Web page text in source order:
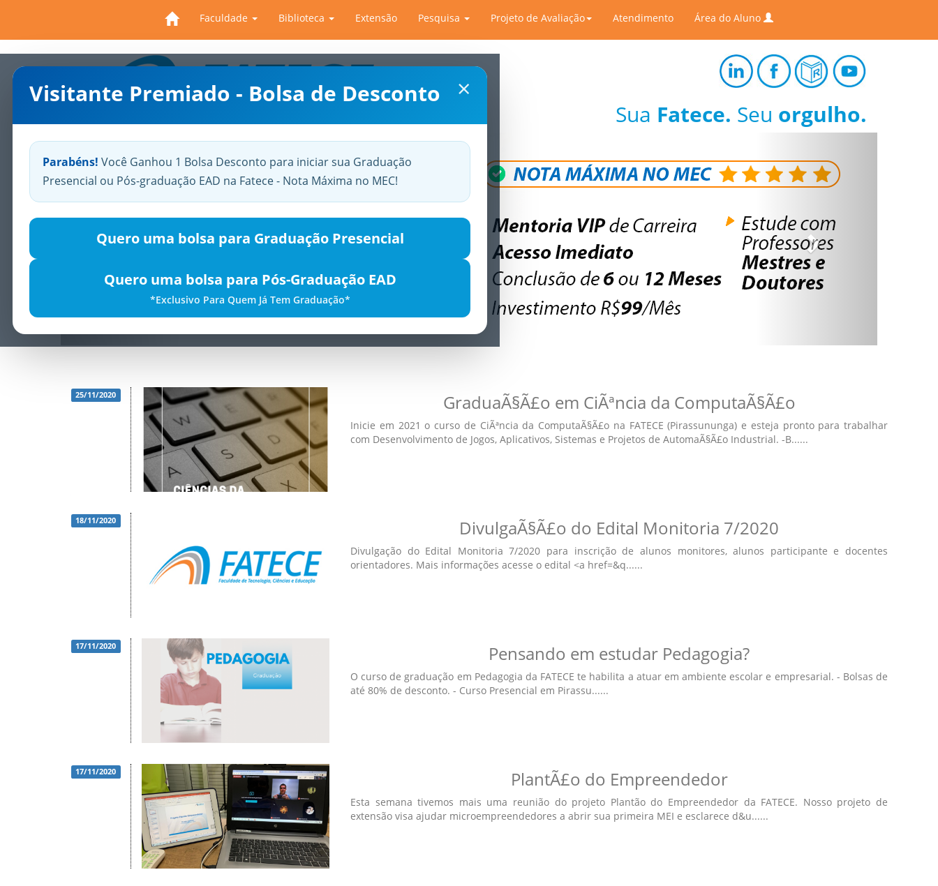
Faculdade Biblioteca Extensão Pesquisa Projeto de Avaliação Atendimento Área do Aluno
×
Visitante Premiado - Bolsa de Desconto
Parabéns! Você Ganhou 1 Bolsa Desconto para iniciar sua Graduação
Presencial ou Pós-graduação EAD na Fatece - Nota Máxima no MEC!
Quero uma bolsa para Graduação Presencial
Quero uma bolsa para Pós-Graduação EAD
*Exclusivo Para Quem Já Tem Graduação*
Sua Fatece. Seu orgulho.
Previous
25/11/2020 GraduaÃ§Ã£o em CiÃªncia da ComputaÃ§Ã£o
Inicie em 2021 o curso de CiÃªncia da ComputaÃ§Ã£o na FATECE (Pirassununga) e esteja pronto para trabalhar
com Desenvolvimento de Jogos, Aplicativos, Sistemas e Projetos de AutomaÃ§Ã£o Industrial. -B......
18/11/2020 DivulgaÃ§Ã£o do Edital Monitoria 7/2020
Divulgação do Edital Monitoria 7/2020 para inscrição de alunos monitores, alunos participante e docentes
orientadores. Mais informações acesse o edital <a href=&q......
17/11/2020 Pensando em estudar Pedagogia?
O curso de graduação em Pedagogia da FATECE te habilita a atuar em ambiente escolar e empresarial. - Bolsas de
até 80% de desconto. - Curso Presencial em Pirassu......
17/11/2020 PlantÃ£o do Empreendedor
Esta semana tivemos mais uma reunião do projeto Plantão do Empreendedor da FATECE. Nosso projeto de
extensão visa ajudar microempreendedores a abrir sua primeira MEI e esclarece d&u......